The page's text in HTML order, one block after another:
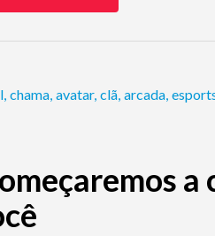
, chama, avatar, clã, arcada,